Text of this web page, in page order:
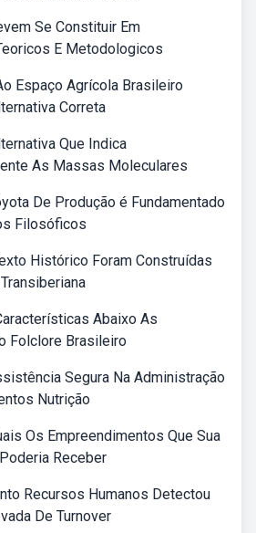
Se Constituir Em
E Metodologicos
Espaço Agrícola Brasileiro
Correta
Que Indica
As Massas Moleculares
De Produção é Fundamentado
Filosóficos
Histórico Foram Construídas
Abaixo As
Folclore Brasileiro
Segura Na Administração
Nutrição
Os Empreendimentos Que Sua
Receber
Recursos Humanos Detectou
De Turnover